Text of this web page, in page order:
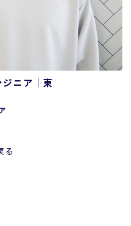
ニア｜東
る